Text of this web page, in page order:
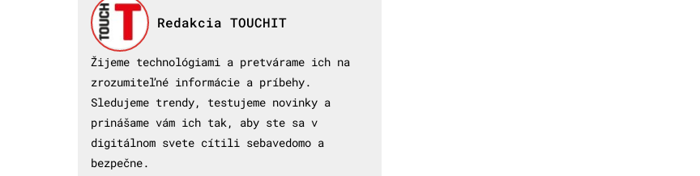
Redakcia TOUCHIT
Žijeme technológiami a pretvárame ich na
zrozumiteľné informácie a príbehy.
Sledujeme trendy, testujeme novinky a
prinášame vám ich tak, aby ste sa v
digitálnom svete cítili sebavedomo a
bezpečne.